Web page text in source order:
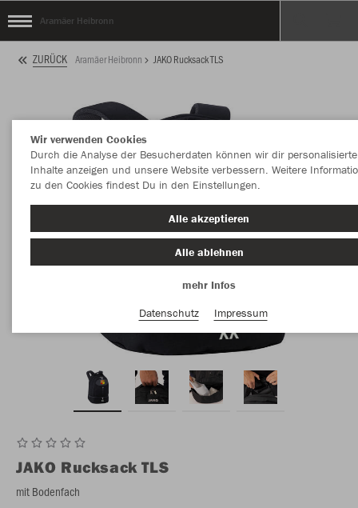
Aramäer Heibronn
ZURÜCK Aramäer Heibronn JAKO Rucksack TLS
JAKO Rucksack TLS
mit Bodenfach
Wir verwenden Cookies
Durch die Analyse der Besucherdaten können wir dir personalisierte
Inhalte anzeigen und unsere Website verbessern. Weitere
zu den Cookies findest Du in den Einstellungen.
Alle akzeptieren
Alle ablehnen
mehr Infos
Datenschutz
Impressum